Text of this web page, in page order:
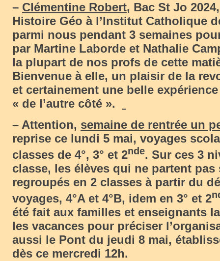
– Clémentine Robert, Bac St Jo
Histoire Géo à l’Institut Catholique
parmi nous pendant 3 semaines
par Martine Laborde et Nathalie
la plupart de nos profs de cette
Bienvenue à elle, un plaisir de la
et certainement une belle
« de l’autre côté ».
– Attention, semaine de rentrée un
reprise ce lundi 5 mai, voyages
classes de 4°, 3° et 2nde. Sur ces 3
classe, les élèves qui ne partent pas
regroupés en 2 classes à partir du
voyages, 4°A et 4°B, idem en 3° et 2
été fait aux familles et enseignants
les vacances pour préciser
aussi le Pont du jeudi 8 mai,
dès ce mercredi 12h.